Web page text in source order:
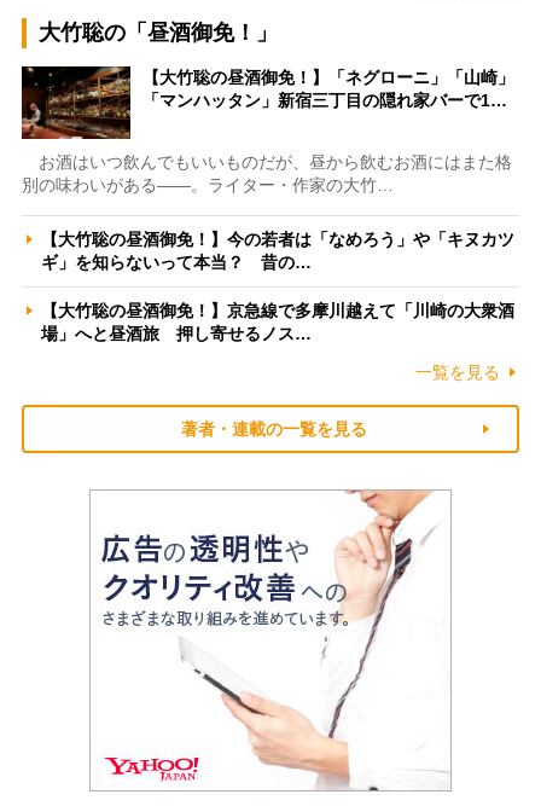
大竹聡の「昼酒御免！」
【大竹聡の昼酒御免！】「ネグローニ」「山崎」
「マンハッタン」新宿三丁目の隠れ家バーで1…
お酒はいつ飲んでもいいものだが、昼から飲むお酒にはまた格
別の味わいがある――。ライター・作家の大竹…
【大竹聡の昼酒御免！】今の若者は「なめろう」や「キヌカツ
ギ」を知らないって本当？ 昔の…
【大竹聡の昼酒御免！】京急線で多摩川越えて「川崎の大衆酒
場」へと昼酒旅 押し寄せるノス…
一覧を見る
著者・連載の一覧を見る